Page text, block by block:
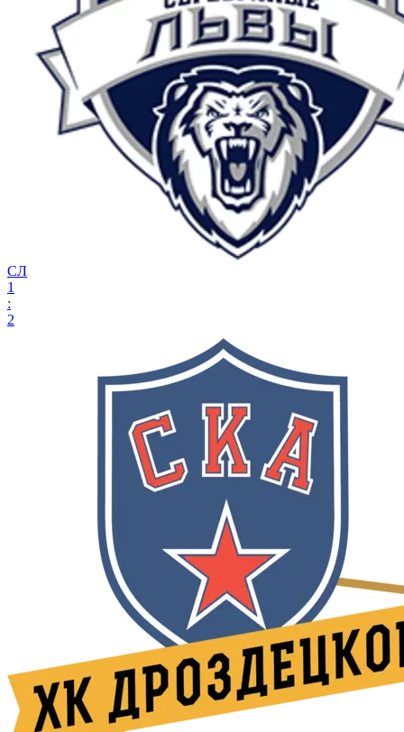
СЛ
1
:
2